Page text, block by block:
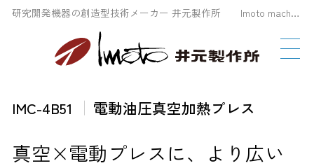
研究開発機器の創造型技術メーカー 井元製作所 Imoto machinery Co., LTD
IMC-4B51 電動油圧真空加熱プレス
真空×電動プレスに、より広い